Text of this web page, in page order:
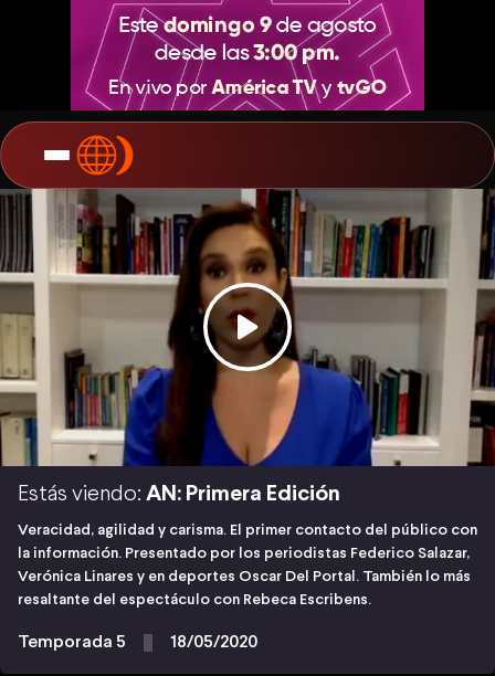
Estás viendo: AN: Primera Edición
Veracidad, agilidad y carisma. El primer contacto del público con
la información. Presentado por los periodistas Federico Salazar,
Verónica Linares y en deportes Oscar Del Portal. También lo más
resaltante del espectáculo con Rebeca Escribens.
Temporada 5 18/05/2020